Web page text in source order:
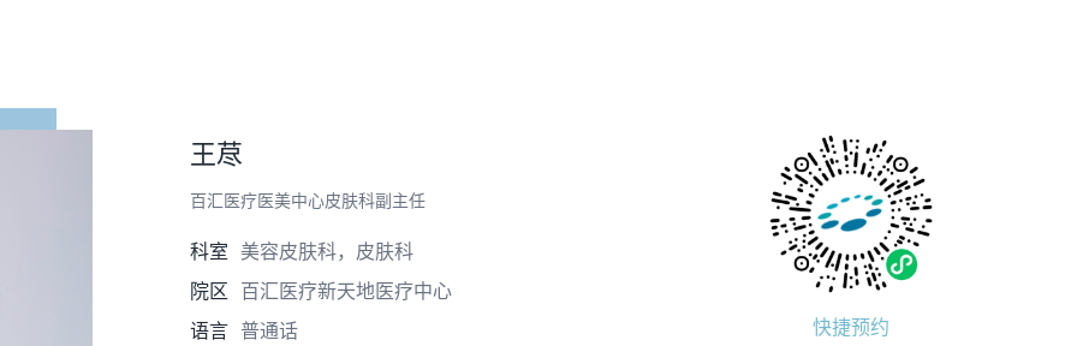
王荩
百汇医疗医美中心皮肤科副主任
科室 美容皮肤科，皮肤科
院区 百汇医疗新天地医疗中心
语言 普通话 快捷预约